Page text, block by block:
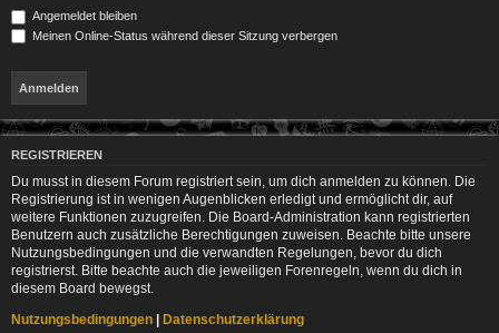
Angemeldet bleiben
Meinen Online-Status während dieser Sitzung verbergen
REGISTRIEREN
Du musst in diesem Forum registriert sein, um dich anmelden zu können. Die
Registrierung ist in wenigen Augenblicken erledigt und ermöglicht dir, auf
weitere Funktionen zuzugreifen. Die Board-Administration kann registrierten
Benutzern auch zusätzliche Berechtigungen zuweisen. Beachte bitte unsere
Nutzungsbedingungen und die verwandten Regelungen, bevor du dich
registrierst. Bitte beachte auch die jeweiligen Forenregeln, wenn du dich in
diesem Board bewegst.
Nutzungsbedingungen | Datenschutzerklärung